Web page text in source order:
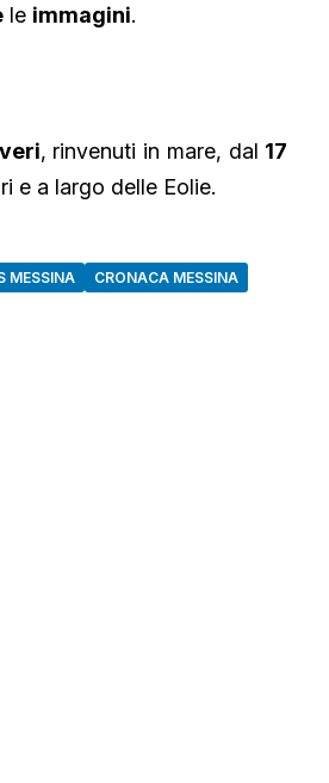
le immagini.
, rinvenuti in mare, dal 17
e a largo delle Eolie.
MESSINA
CRONACA MESSINA